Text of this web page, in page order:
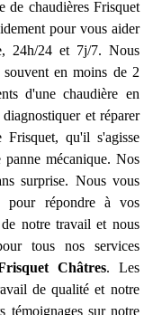
de chaudières Frisquet
pour vous aider
24h/24 et 7j/7. Nous
en moins de 2
d'une chaudière en
et réparer
Frisquet, qu'il s'agisse
mécanique. Nos
surprise. Nous vous
pour répondre à vos
notre travail et nous
tous nos services
Châtres. Les
de qualité et notre
témoignages sur notre